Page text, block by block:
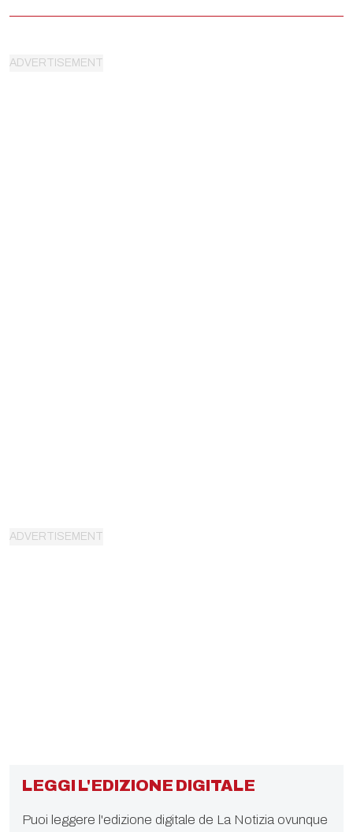
LEGGI L'EDIZIONE DIGITALE
Puoi leggere l'edizione digitale de La Notizia ovunque